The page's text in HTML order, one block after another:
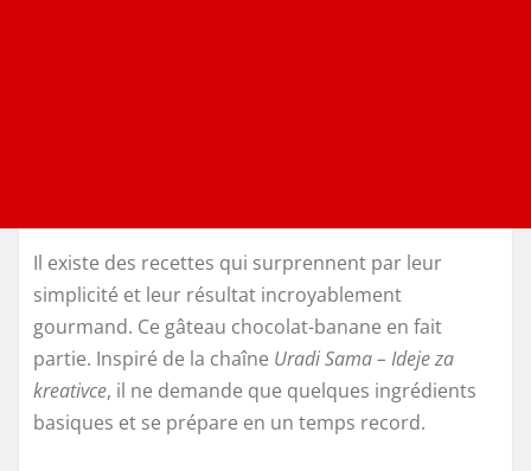
Il existe des recettes qui surprennent par leur
simplicité et leur résultat incroyablement
gourmand. Ce gâteau chocolat-banane en fait
partie. Inspiré de la chaîne Uradi Sama – Ideje za
kreativce, il ne demande que quelques ingrédients
basiques et se prépare en un temps record.